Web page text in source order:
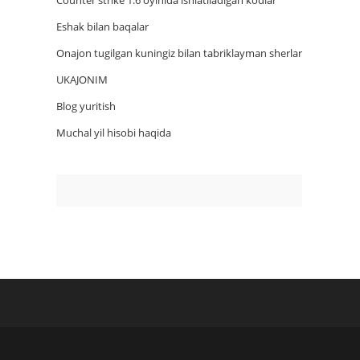
Eshak bilan baqalar
Onajon tugilgan kuningiz bilan tabriklayman sherlar
UKAJONIM
Blog yuritish
Muchal yil hisobi haqida